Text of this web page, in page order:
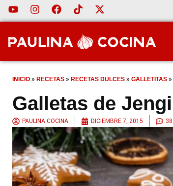
INICIO » RECETAS » RECETAS DULCES » GALLETITAS »
Galletas de
PAULINA COCINA DICIEMBRE 7, 2015